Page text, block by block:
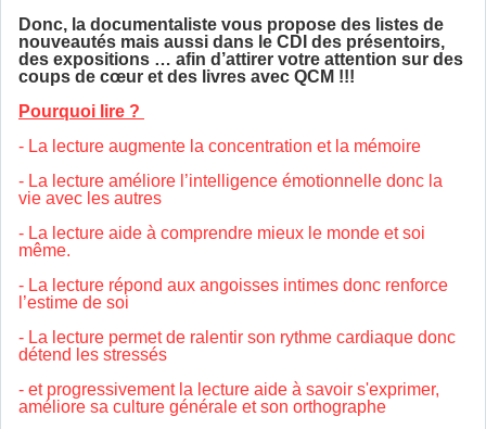
Donc, la documentaliste vous propose des listes de
nouveautés mais aussi dans le CDI des présentoirs,
des expositions … afin d’attirer votre attention sur des
coups de cœur et des livres avec QCM !!!
Pourquoi lire ?
- La lecture augmente la concentration et la mémoire
- La lecture améliore l’intelligence émotionnelle donc la
vie avec les autres
- La lecture aide à comprendre mieux le monde et soi
même.
- La lecture répond aux angoisses intimes donc renforce
l’estime de soi
- La lecture permet de ralentir son rythme cardiaque donc
détend les stressés
- et progressivement la lecture aide à savoir s'exprimer,
améliore sa culture générale et son orthographe